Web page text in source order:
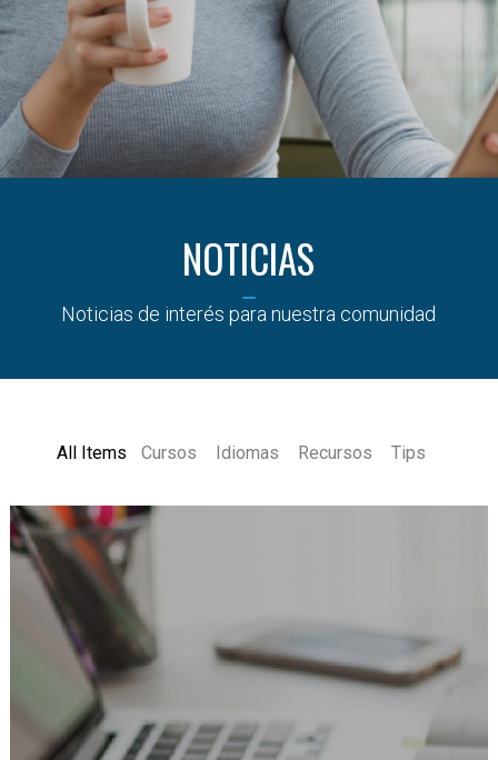
SALARIALES
PARA EL FUTURO
EN COLOMBIA
MUJERES:
OPCIONES
DESTACADAS
EN
COLOMBIA Y
EL MUNDO
NOTICIAS
Noticias de interés para nuestra comunidad
All Items Cursos Idiomas Recursos Tips